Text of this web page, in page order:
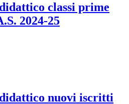
classi prime
2024-25
nuovi iscritti